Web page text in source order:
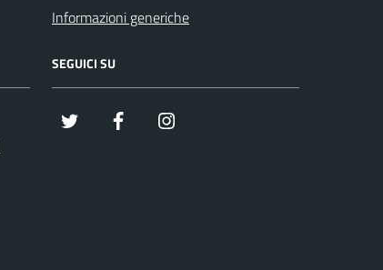
Informazioni generiche
SEGUICI SU
Facebook